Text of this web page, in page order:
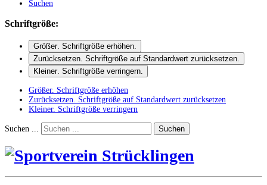
Suchen
Schriftgröße:
Größer. Schriftgröße erhöhen.
Zurücksetzen . Schriftgröße auf Standardwert zurücksetzen.
Kleiner. Schriftgröße verringern.
Größer. Schriftgröße erhöhen
Zurücksetzen . Schriftgröße auf Standardwert zurücksetzen
Kleiner. Schriftgröße verringern
Suchen ... Suchen